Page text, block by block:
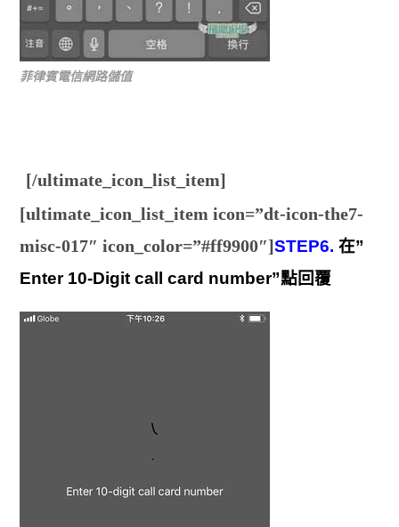
菲律賓電信網路儲值
[/ultimate_icon_list_item]
[ultimate_icon_list_item icon=”dt-icon-the7-
misc-017″ icon_color=”#ff9900″]STEP6. 在”
Enter 10-Digit call card number”點回覆